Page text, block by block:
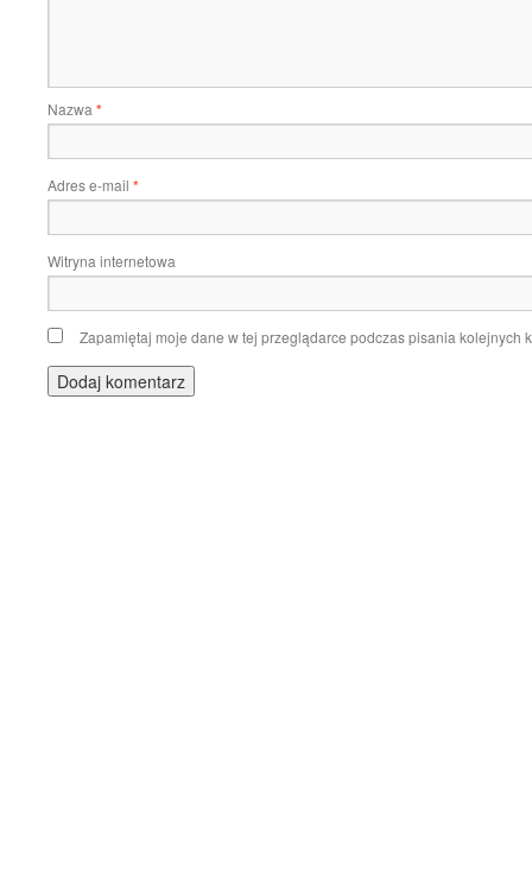
Nazwa *
Adres e-mail *
Witryna internetowa
Zapamiętaj moje dane w tej przeglądarce podczas pisania kolejnych